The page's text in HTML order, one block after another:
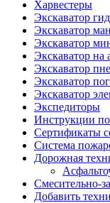
Харвестеры
Экскаватор
Экскаватор
Экскаватор
Экскаватор на
Экскаватор
Экскаватор
Экскаватор
Экспедиторы
Инструкции
Сертификаты
Система
Дорожная
Смесительно-
Добавить